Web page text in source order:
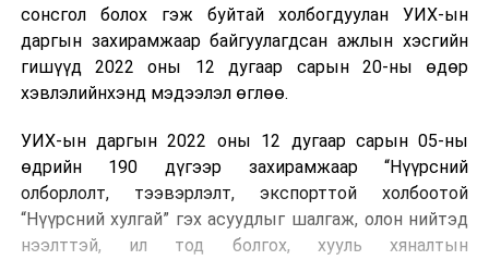
сонсгол болох гэж буйтай холбогдуулан УИХ-ын
даргын захирамжаар байгуулагдсан ажлын хэсгийн
гишүүд 2022 оны 12 дугаар сарын 20-ны өдөр
хэвлэлийнхэнд мэдээлэл өглөө.
УИХ-ын даргын 2022 оны 12 дугаар сарын 05-ны
өдрийн 190 дүгээр захирамжаар “Нүүрсний
олборлолт, тээвэрлэлт, экспорттой холбоотой
“Нүүрсний хулгай” гэх асуудлыг шалгаж, олон нийтэд
нээлттэй, ил тод болгох, хууль хяналтын